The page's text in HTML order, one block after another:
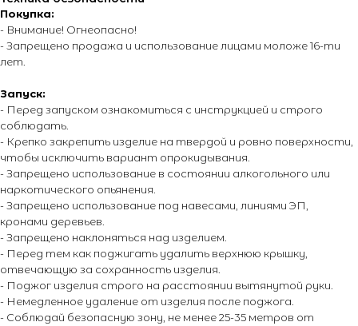
Покупка:
- Внимание! Огнеопасно!
- Запрещено продажа и использование лицами моложе 16-ти
лет.
Запуск:
- Перед запуском ознакомиться с инструкцией и строго
соблюдать.
- Крепко закрепить изделие на твердой и ровно поверхности,
чтобы исключить вариант опрокидывания.
- Запрещено использование в состоянии алкогольного или
наркотического опьянения.
- Запрещено использование под навесами, линиями ЭП,
кронами деревьев.
- Запрещено наклоняться над изделием.
- Перед тем как поджигать удалить верхнюю крышку,
отвечающую за сохранность изделия.
- Поджог изделия строго на расстоянии вытянутой руки.
- Немедленное удаление от изделия после поджога.
- Соблюдай безопасную зону, не менее 25-35 метров от
О магазине
О компании
Контакты
Поставщики
Новости
Покупателям
Каталог
Каталог эффектов
Оплата и доставка
© 2014 - 2026 PIROMANIAC.COM | Интернет-магазин
Оставить отзыв
Энциклопедия от А до Я